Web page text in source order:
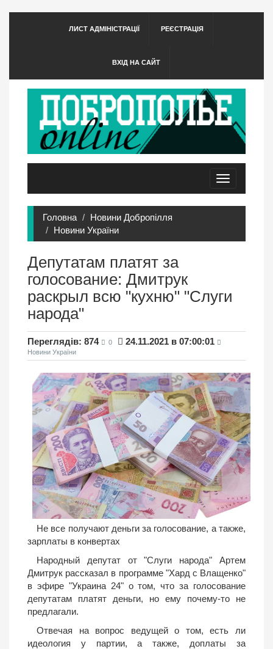
ЛИСТ АДМІНІСТРАЦІЇ РЕЄСТРАЦІЯ
ВХІД НА САЙТ
Toggle
navigation
Головна
Новини Добропілля
Новини України
Депутатам платят за
голосование: Дмитрук
раскрыл всю "кухню" "Слуги
народа"
Переглядів: 874 0 24.11.2021 в 07:00:01
Новини України
Не все получают деньги за голосование, а также,
зарплаты в конвертах
Народный депутат от "Слуги народа" Артем
Дмитрук рассказал в программе "Хард с Влащенко"
в эфире "Украина 24" о том, что за голосование
депутатам платят деньги, но ему почему-то не
предлагали.
Отвечая на вопрос ведущей о том, есть ли
идеология у партии, а также, доплаты за